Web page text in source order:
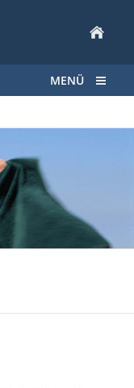
MENÜ